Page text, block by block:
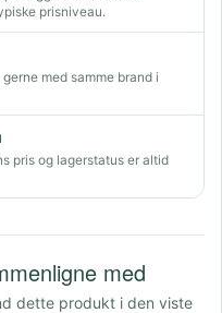
prisniveau.
med samme brand i
pris og lagerstatus er altid
med
dette produkt i den viste